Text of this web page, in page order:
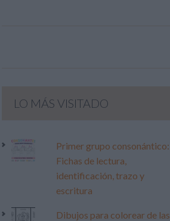
LO MÁS VISITADO
Primer grupo consonántico:
Fichas de lectura,
identificación, trazo y
escritura
Dibujos para colorear de las